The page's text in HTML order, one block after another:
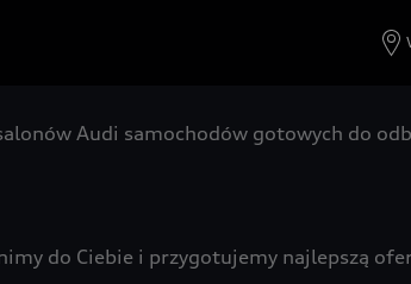
Audi samochodów gotowych do
do Ciebie i przygotujemy najlepszą